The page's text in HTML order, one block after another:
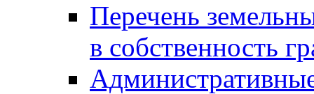
Перечень
в собственность